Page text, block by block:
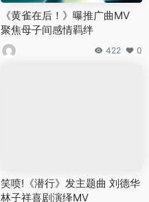
《黄雀在后！》曝推广曲MV
聚焦母子间感情羁绊
422 0
笑喷!《潜行》发主题曲 刘德华
林子祥喜剧演绎MV